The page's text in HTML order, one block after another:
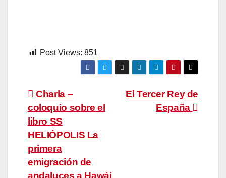
Post Views: 851
Navegación
de
entradas
El Tercer Rey de
España
Charla –
coloquio sobre el
libro SS
HELIÓPOLIS La
primera
emigración de